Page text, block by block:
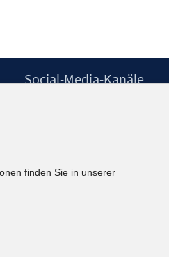
Social-Media-Kanäle
kununu
finden Sie in unserer